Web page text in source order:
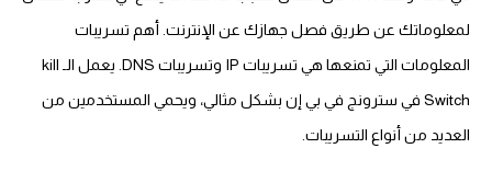
لمعلوماتك عن طريق فصل جهازك عن الإنترنت. أهم تسريبات
المعلومات التي تمنعها هي تسريبات IP وتسريبات DNS. يعمل الـ kill
Switch في سترونج في بي إن بشكل مثالي، ويحمي المستخدمين من
العديد من أنواع التسريبات.